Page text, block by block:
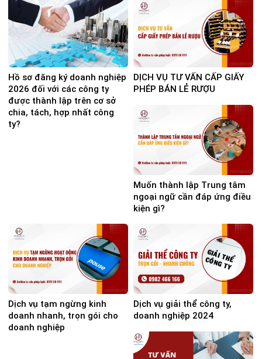
Hồ sơ đăng ký doanh nghiệp
2026 đối với các công ty
được thành lập trên cơ sở
chia, tách, hợp nhất công
ty?
DỊCH VỤ TƯ VẤN CẤP GIẤY
PHÉP BÁN LẺ RƯỢU
Muốn thành lập Trung tâm
ngoại ngữ cần đáp ứng điều
kiện gì?
Dịch vụ tạm ngừng kinh
doanh nhanh, trọn gói cho
doanh nghiệp
Dịch vụ giải thể công ty,
doanh nghiệp 2024